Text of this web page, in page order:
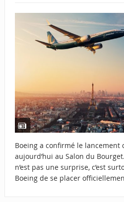
Boeing a confirmé le lancement
aujourd’hui au Salon du
n’est pas une surprise, c’est
Boeing de se placer